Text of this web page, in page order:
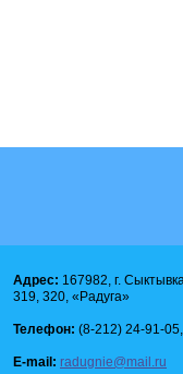
Адрес: 167982, г.
319, 320, «Радуга»
Телефон: (8-212) 24-91-
E-mail: radugnie@mail.ru